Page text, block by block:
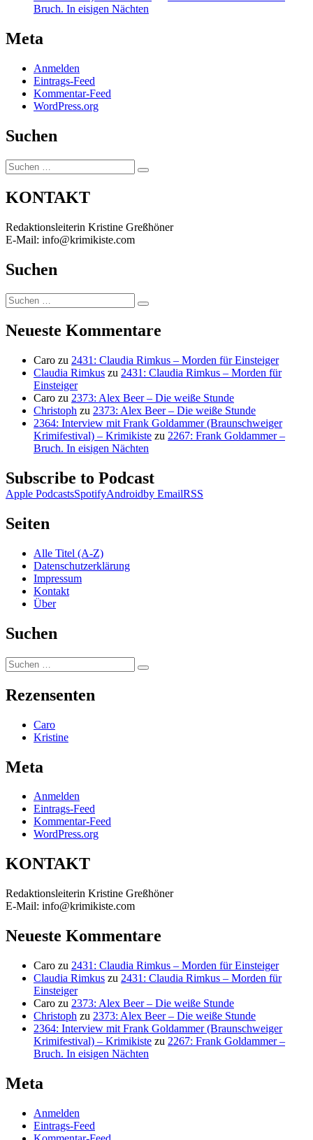
Bruch. In eisigen Nächten
Meta
Anmelden
Eintrags-Feed
Kommentar-Feed
WordPress.org
Suchen
Suchen
nach:
Suchen
KONTAKT
Redaktionsleiterin Kristine Greßhöner
E-Mail: info@krimikiste.com
Suchen
Suchen
nach:
Suchen
Neueste Kommentare
Caro zu 2431: Claudia Rimkus – Morden für Einsteiger
Claudia Rimkus zu 2431: Claudia Rimkus – Morden für
Einsteiger
Caro zu 2373: Alex Beer – Die weiße Stunde
Christoph zu 2373: Alex Beer – Die weiße Stunde
2364: Interview mit Frank Goldammer (Braunschweiger
Krimifestival) – Krimikiste zu 2267: Frank Goldammer –
Bruch. In eisigen Nächten
Subscribe to Podcast
Apple PodcastsSpotifyAndroidby EmailRSS
Seiten
Alle Titel (A-Z)
Datenschutzerklärung
Impressum
Kontakt
Über
Suchen
Suchen
nach:
Suchen
Rezensenten
Caro
Kristine
Meta
Anmelden
Eintrags-Feed
Kommentar-Feed
WordPress.org
KONTAKT
Redaktionsleiterin Kristine Greßhöner
E-Mail: info@krimikiste.com
Neueste Kommentare
Caro zu 2431: Claudia Rimkus – Morden für Einsteiger
Claudia Rimkus zu 2431: Claudia Rimkus – Morden für
Einsteiger
Caro zu 2373: Alex Beer – Die weiße Stunde
Christoph zu 2373: Alex Beer – Die weiße Stunde
2364: Interview mit Frank Goldammer (Braunschweiger
Krimifestival) – Krimikiste zu 2267: Frank Goldammer –
Bruch. In eisigen Nächten
Meta
Anmelden
Eintrags-Feed